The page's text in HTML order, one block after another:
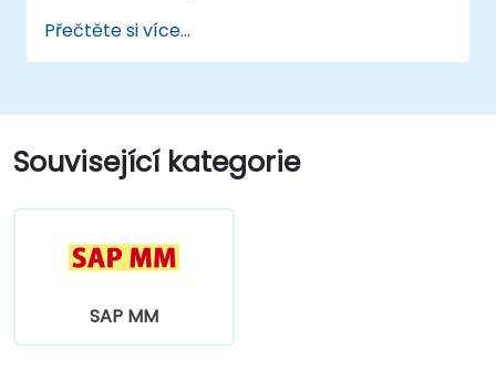
Přečtěte si více...
Související kategorie
SAP MM